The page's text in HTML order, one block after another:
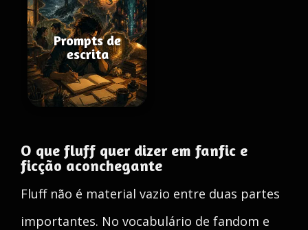
Prompts de
escrita
O que fluff quer dizer em fanfic e
ficção aconchegante
Fluff não é material vazio entre duas partes
importantes. No vocabulário de fandom e